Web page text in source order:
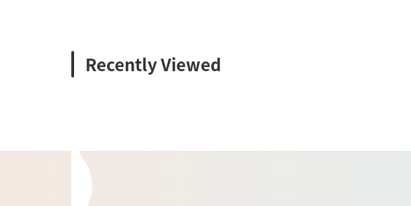
Recently Viewed